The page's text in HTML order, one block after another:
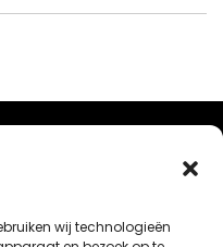
wij technologieën